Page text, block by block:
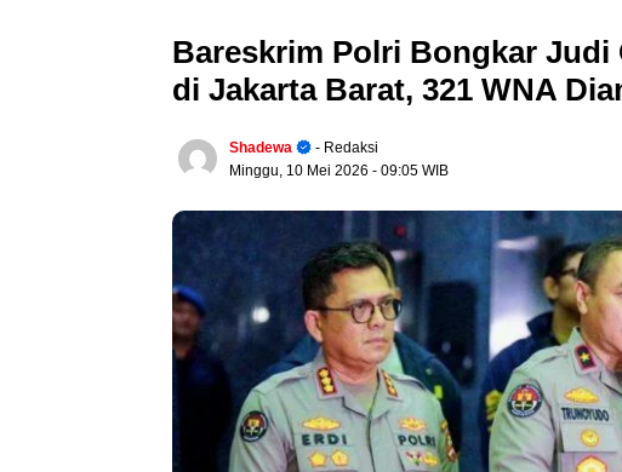
Bareskrim Polri Bongkar
di Jakarta Barat, 321 WNA
Shadewa
- Redaksi
Minggu, 10 Mei 2026 - 09:05 WIB